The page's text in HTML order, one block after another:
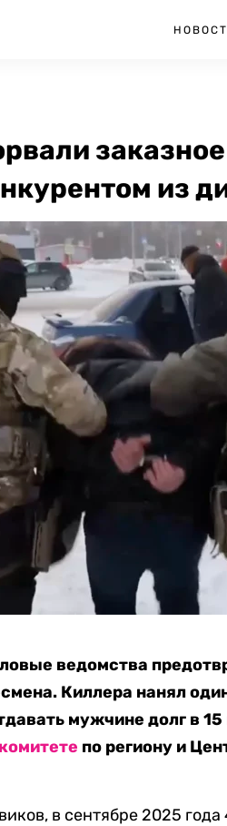
из
ведомства
Киллера нанял
мужчине долг в
по региону и
в сентябре 2025